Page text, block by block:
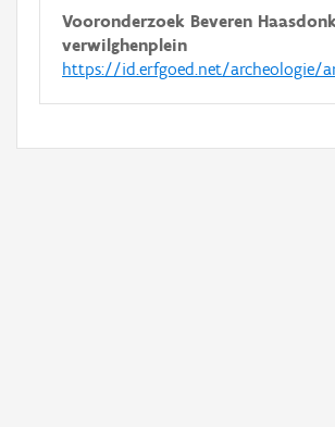
Vooronderzoek Beveren
verwilghenplein
https://id.erfgoed.net/archeologie/